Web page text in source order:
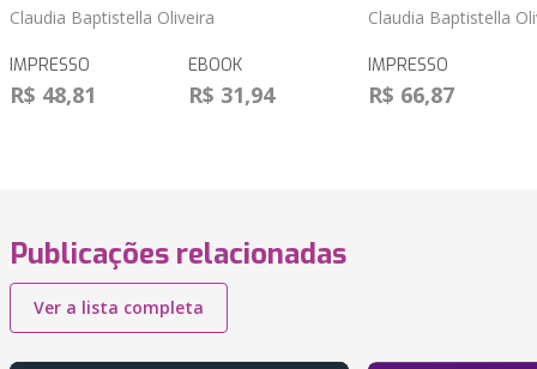
Claudia Baptistella Oliveira
IMPRESSO
R$ 48,81
EBOOK
R$ 31,94
Claudia Baptistella
IMPRESSO
R$ 66,87
Publicações relacionadas
Ver a lista completa